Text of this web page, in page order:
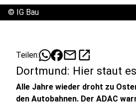
© IG Bau
Teilen: mailopen_in_new
Dortmund: Hier staut
Alle Jahre wieder droht zu
den Autobahnen. Der ADAC